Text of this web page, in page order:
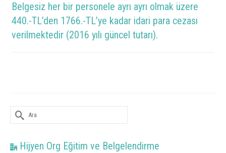
Belgesiz her bir personele ayrı ayrı olmak üzere
440.-TL’den 1766.-TL’ye kadar idari para cezası
verilmektedir (2016 yılı güncel tutarı).
Şunu
ara:
Hijyen Org Eğitim ve Belgelendirme